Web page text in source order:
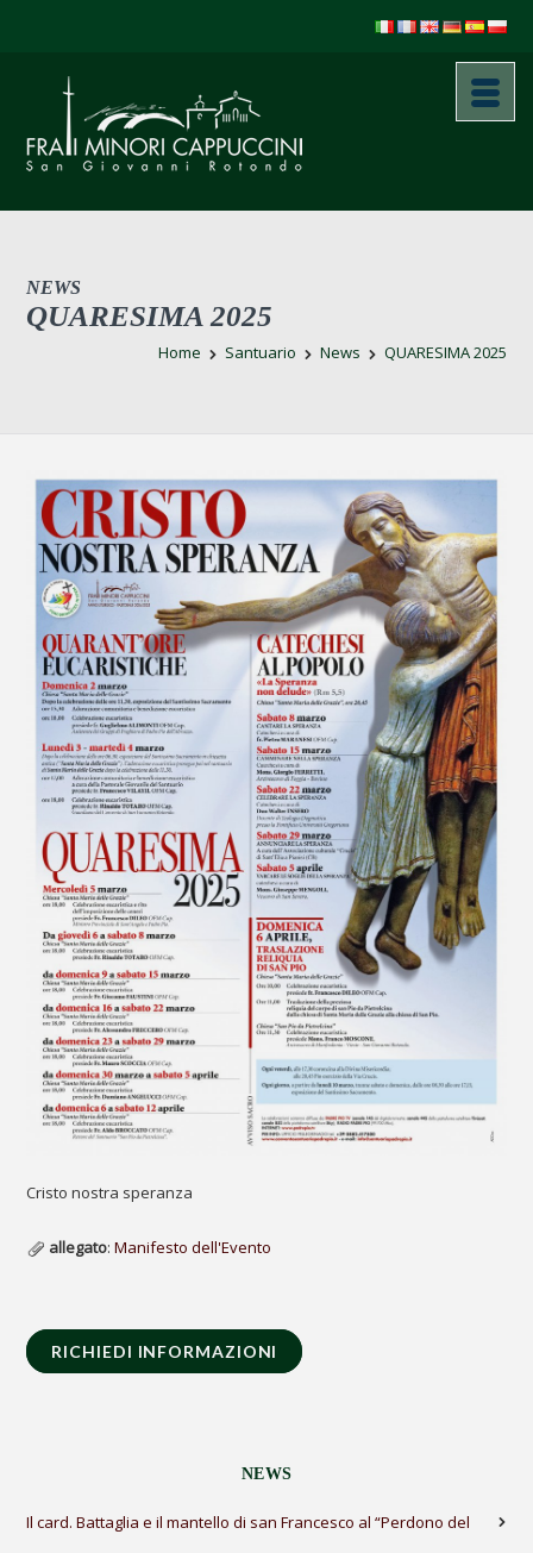
NEWS
QUARESIMA 2025
Home Santuario News QUARESIMA 2025
Cristo nostra speranza
allegato:Manifesto dell'Evento
RICHIEDI INFORMAZIONI
NEWS
Il card. Battaglia e il mantello di san Francesco al “Perdono del